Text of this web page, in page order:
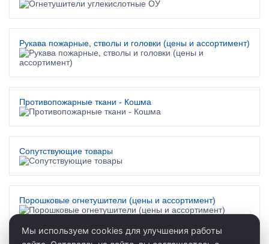
Рукава пожарные, стволы и головки (цены и ассортимент)
Противопожарные ткани - Кошма
Сопутствующие товары
Порошковые огнетушители (цены и ассортимент)
Мы используем cookies для улучшения работы